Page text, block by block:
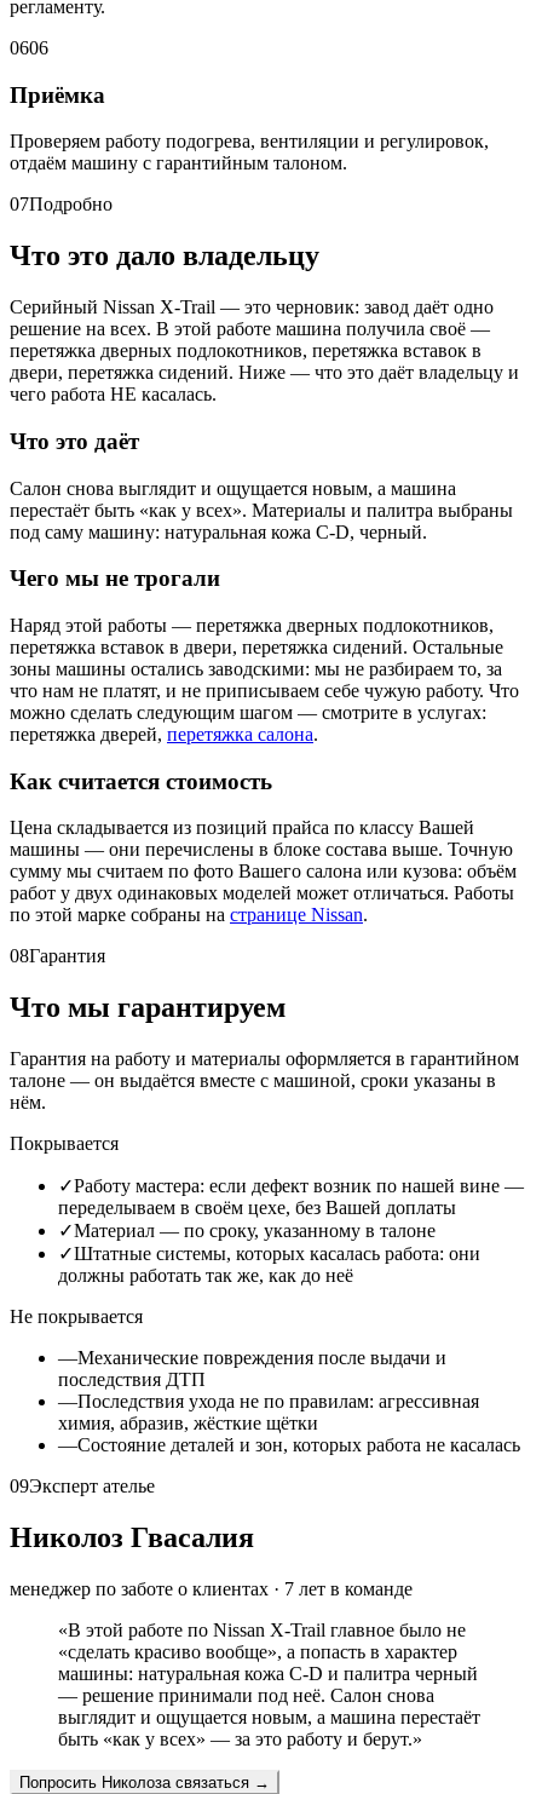
регламенту.
0606
Приёмка
Проверяем работу подогрева, вентиляции и регулировок,
отдаём машину с гарантийным талоном.
07Подробно
Что это дало владельцу
Серийный Nissan X-Trail — это черновик: завод даёт одно
решение на всех. В этой работе машина получила своё —
перетяжка дверных подлокотников, перетяжка вставок в
двери, перетяжка сидений. Ниже — что это даёт владельцу и
чего работа НЕ касалась.
Что это даёт
Салон снова выглядит и ощущается новым, а машина
перестаёт быть «как у всех». Материалы и палитра выбраны
под саму машину: натуральная кожа C-D, черный.
Чего мы не трогали
Наряд этой работы — перетяжка дверных подлокотников,
перетяжка вставок в двери, перетяжка сидений. Остальные
зоны машины остались заводскими: мы не разбираем то, за
что нам не платят, и не приписываем себе чужую работу. Что
можно сделать следующим шагом — смотрите в услугах:
перетяжка дверей, перетяжка салона.
Как считается стоимость
Цена складывается из позиций прайса по классу Вашей
машины — они перечислены в блоке состава выше. Точную
сумму мы считаем по фото Вашего салона или кузова: объём
работ у двух одинаковых моделей может отличаться. Работы
по этой марке собраны на странице Nissan.
08Гарантия
Что мы гарантируем
Гарантия на работу и материалы оформляется в гарантийном
талоне — он выдаётся вместе с машиной, сроки указаны в
нём.
Покрывается
✓Работу мастера: если дефект возник по нашей вине —
переделываем в своём цехе, без Вашей доплаты
✓Материал — по сроку, указанному в талоне
✓Штатные системы, которых касалась работа: они
должны работать так же, как до неё
Не покрывается
—Механические повреждения после выдачи и
последствия ДТП
—Последствия ухода не по правилам: агрессивная
химия, абразив, жёсткие щётки
—Состояние деталей и зон, которых работа не касалась
09Эксперт ателье
Николоз Гвасалия
менеджер по заботе о клиентах · 7 лет в команде
«В этой работе по Nissan X-Trail главное было не
«сделать красиво вообще», а попасть в характер
машины: натуральная кожа C-D и палитра черный
— решение принимали под неё. Салон снова
выглядит и ощущается новым, а машина перестаёт
быть «как у всех» — за это работу и берут.»
Попросить Николозасвязаться →